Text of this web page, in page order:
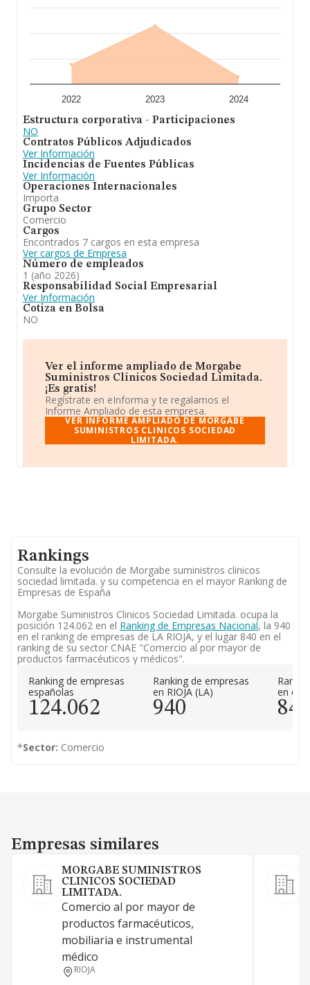
de empleados de las empresas es de 9. La antigüedad
desde la constitución es de 18 años.
Morgabe Suministros Clinicos
Sociedad Limitada
se emplea en comercio al por
mayor de productos farmacéuticos, mobiliaria e
instrumental médico. Se ha posicionado más abajo en
el ranking de provincia frente al 2024.
2022 2023 2024
Estructura corporativa - Participaciones
NO
Contratos Públicos Adjudicados
Ver Información
Incidencias de Fuentes Públicas
Ver Información
Operaciones Internacionales
Importa
Grupo Sector
Comercio
Cargos
Encontrados 7 cargos en esta empresa
Ver cargos de Empresa
Número de empleados
1 (año 2026)
Responsabilidad Social Empresarial
Ver Información
Cotiza en Bolsa
NO
Ver el informe ampliado de Morgabe
Suministros Clinicos Sociedad Limitada.
¡Es gratis!
Regístrate en eInforma y te regalamos el
Informe Ampliado de esta empresa.
VER INFORME AMPLIADO DE MORGABE
SUMINISTROS CLINICOS SOCIEDAD
LIMITADA.
Rankings
Consulte la evolución de Morgabe suministros clinicos
sociedad limitada. y su competencia en el mayor Ranking de
Empresas de España
Morgabe Suministros Clinicos Sociedad Limitada. ocupa la
posición 124.062 en el Ranking de Empresas Nacional, la 940
en el ranking de empresas de LA RIOJA, y el lugar 840 en el
ranking de su sector CNAE "Comercio al por mayor de
productos farmacéuticos y médicos".
Ranking de empresas
españolas
124.062
Ranking de empresas
en RIOJA (LA)
940
en el
840
*Sector: Comercio
Empresas similares
Empresas similares
MORGABE SUMINISTROS
CLINICOS SOCIEDAD
LIMITADA.
Comercio al por mayor de
productos farmacéuticos,
mobiliaria e instrumental
médico
RIOJA